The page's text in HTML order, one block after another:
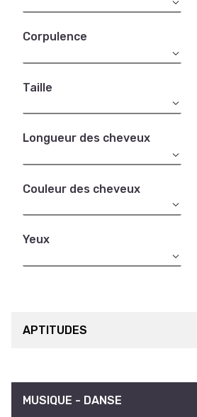
Corpulence
Taille
Longueur des cheveux
Couleur des cheveux
Yeux
APTITUDES
MUSIQUE - DANSE